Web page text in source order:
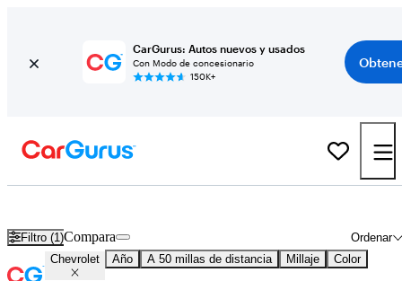
CarGurus: Autos nuevos y usados
Con Modo de concesionario
150K+
Filtro (1) Ordenar
Compara
Chevrolet Año A 50 millas de distancia Millaje Color